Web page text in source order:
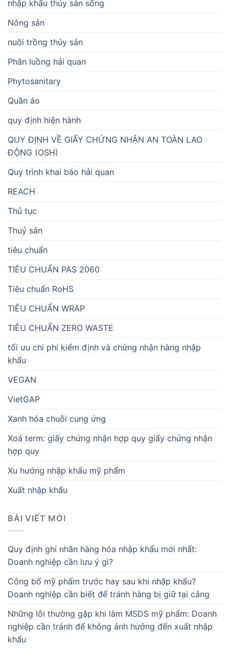
nhập khẩu thủy sản sống
Nông sản
nuôi trồng thủy sản
Phân luồng hải quan
Phytosanitary
Quần áo
quy định hiện hành
QUY ĐỊNH VỀ GIẤY CHỨNG NHẬN AN TOÀN LAO
ĐỘNG (OSH)
Quy trình khai báo hải quan
REACH
Thủ tục
Thuỷ sản
tiêu chuẩn
TIÊU CHUẨN PAS 2060
Tiêu chuẩn RoHS
TIÊU CHUẨN WRAP
TIÊU CHUẨN ZERO WASTE
tối ưu chi phí kiểm định và chứng nhận hàng nhập
khẩu
VEGAN
VietGAP
Xanh hóa chuỗi cung ứng
Xoá term: giấy chứng nhận hợp quy giấy chứng nhận
hợp quy
Xu hướng nhập khẩu mỹ phẩm
Xuất nhập khẩu
BÀI VIẾT MỚI
Quy định ghi nhãn hàng hóa nhập khẩu mới nhất:
Doanh nghiệp cần lưu ý gì?
Công bố mỹ phẩm trước hay sau khi nhập khẩu?
Doanh nghiệp cần biết để tránh hàng bị giữ tại cảng
Những lỗi thường gặp khi làm MSDS mỹ phẩm: Doanh
nghiệp cần tránh để không ảnh hưởng đến xuất nhập
khẩu